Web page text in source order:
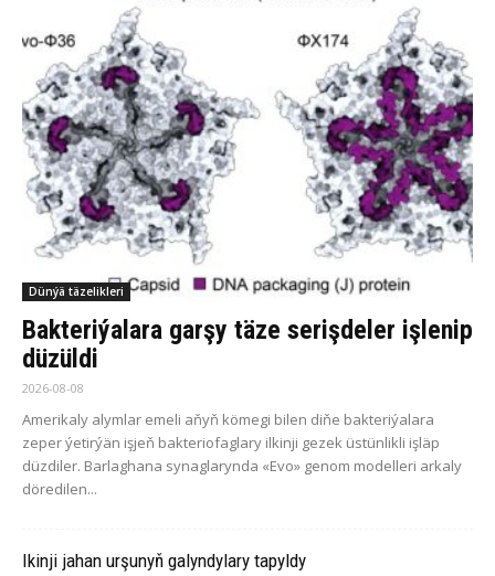
Dünýä täzelikleri
Bakteriýalara garşy täze serişdeler işlenip
düzüldi
2026-08-08
Amerikaly alymlar emeli aňyň kömegi bilen diňe bakteriýalara
zeper ýetirýän işjeň bakteriofaglary ilkinji gezek üstünlikli işläp
düzdiler. Barlaghana synaglarynda «Evo» genom modelleri arkaly
döredilen...
Ikinji jahan urşunyň galyndylary tapyldy